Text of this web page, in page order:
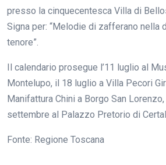
presso la cinquecentesca Villa di
Signa per: “Melodie di zafferano nella
tenore”.
Il calendario prosegue l’11 luglio al
Montelupo, il 18 luglio a Villa Pecori
Manifattura Chini a Borgo San
settembre al Palazzo Pretorio di
Fonte: Regione Toscana